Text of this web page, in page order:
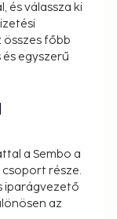
onsite.
including an
restaurant
shop/cafe.
at the
és válassza ki
összes főbb
egyszerű
a Sembo a
része.
iparágvezető
az